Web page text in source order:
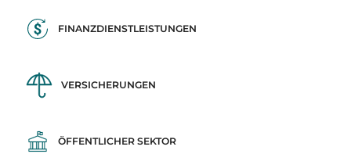
FINANZDIENSTLEISTUNGEN
VERSICHERUNGEN
ÖFFENTLICHER SEKTOR